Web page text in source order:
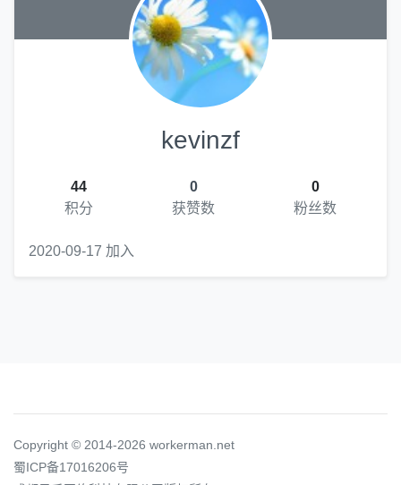
kevinzf
44
积分
0
获赞数
0
粉丝数
2020-09-17 加入
Copyright © 2014-2026 workerman.net
蜀ICP备17016206号